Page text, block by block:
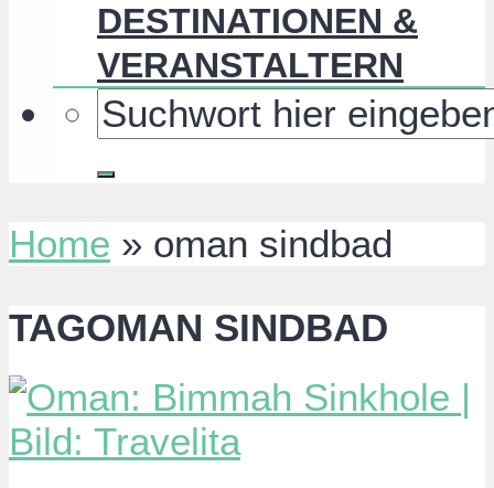
DESTINATIONEN &
VERANSTALTERN
Home » oman sindbad
TAGOMAN SINDBAD